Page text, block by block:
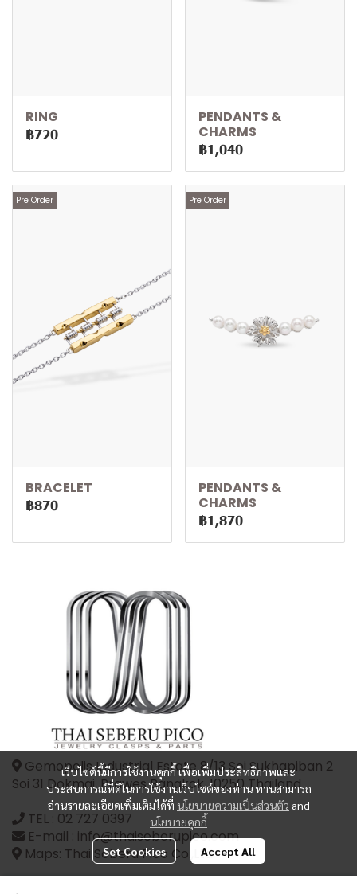
RING
฿720
PENDANTS &
CHARMS
฿1,040
Pre Order
BRACELET
฿870
Pre Order
PENDANTS &
CHARMS
฿1,870
เว็บไซต์นี้มีการใช้งานคุกกี้ เพื่อเพิ่มประสิทธิภาพและ
ประสบการณ์ที่ดีในการใช้งานเว็บไซต์ของท่าน ท่านสามารถ
อ่านรายละเอียดเพิ่มเติมได้ที่ นโยบายความเป็นส่วนตัว and
นโยบายคุกกี้
Set Cookies Accept All
Gemopolis Industrial Estate 8/13 Soi Sukhapiban 2
Soi 31 Dokmai, Prawes Bangkok, 10250 Thailand
TEL : 02 727 0397
E-mail : info@thaiseberupico.com
Maps: Thai Seberu Pico Co.,Ltd.